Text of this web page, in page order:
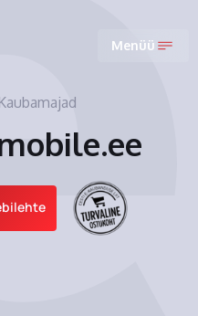
Menüü
Kaubamajad